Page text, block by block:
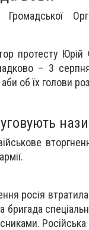
Громадської
протесту
– 3
об їх голови
росія втратила